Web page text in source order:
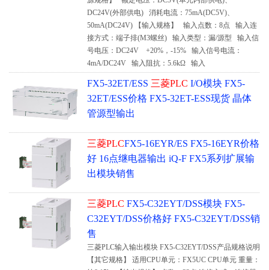
DC24V(外部供电) 消耗电流：75mA(DC5V)、
50mA(DC24V) 【输入规格】 输入点数：8点 输入连
接方式：端子排(M3螺丝) 输入类型：漏/源型 输入信
号电压：DC24V +20%，-15% 输入信号电流：
4mA/DC24V 输入阻抗：5.6kΩ 输入
FX5-32ET/ESS 三菱PLC I/O模块 FX5-
32ET/ESS价格 FX5-32ET-ESS现货 晶体
管源型输出
三菱PLCFX5-16EYR/ES FX5-16EYR价格
好 16点继电器输出 iQ-F FX5系列扩展输
出模块销售
三菱PLC FX5-C32EYT/DSS模块 FX5-
C32EYT/DSS价格好 FX5-C32EYT/DSS销
售
三菱PLC输入输出模块 FX5-C32EYT/DSS产品规格说明
【其它规格】 适用CPU单元：FX5UC CPU单元 重量：